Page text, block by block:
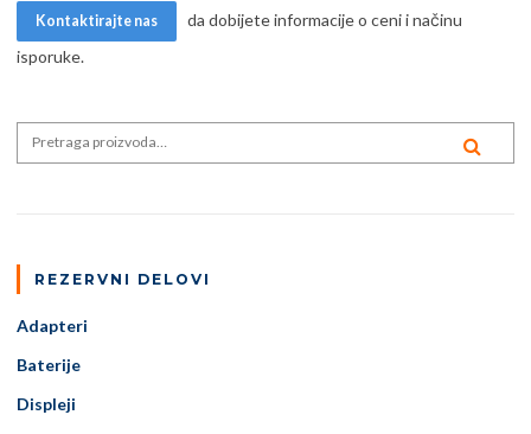
Kontaktirajte nas
da dobijete informacije o ceni i načinu
isporuke.
Search for:
REZERVNI DELOVI
Adapteri
Baterije
Displeji